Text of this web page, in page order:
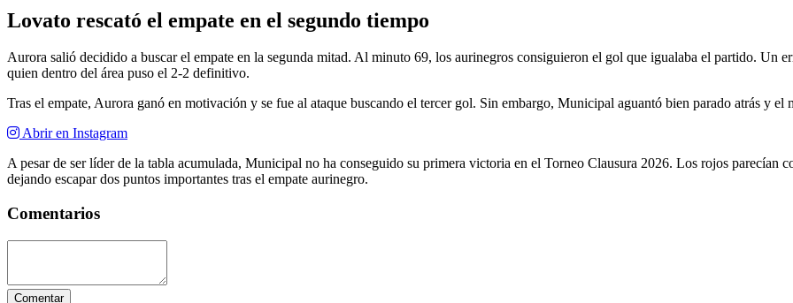
Lovato rescató el empate en el segundo tiempo
Aurora salió decidido a buscar el empate en la segunda mitad. Al minuto 69, los aurinegros consiguieron el gol que igualaba el partido.
quien dentro del área puso el 2-2 definitivo.
Tras el empate, Aurora ganó en motivación y se fue al ataque buscando el tercer gol. Sin embargo, Municipal aguantó bien parado atrás y
Abrir en Instagram
A pesar de ser líder de la tabla acumulada, Municipal no ha conseguido su primera victoria en el Torneo Clausura 2026. Los rojos parecían
dejando escapar dos puntos importantes tras el empate aurinegro.
Comentarios
Comentar